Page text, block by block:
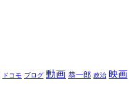
ドコモ ブログ 動画 恭一郎 政治 映画